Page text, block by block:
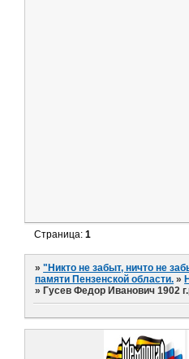
Страница:1
»"Никто не забыт, ничто не
памяти Пензенской области. »
» Гусев Федор Иванович 1902